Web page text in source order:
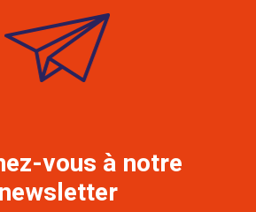
vous à notre
newsletter